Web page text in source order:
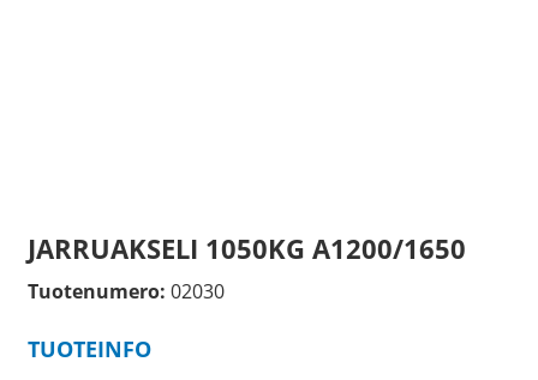
JARRUAKSELI 1050KG A1200/1650
Tuotenumero: 02030
TUOTEINFO